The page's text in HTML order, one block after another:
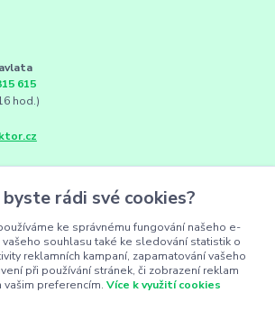
615
hod.)
byste rádi své cookies?
ke správnému fungování našeho e-
souhlasu také ke sledování statistik o
reklamních kampaní, zapamatování vašeho
při používání stránek, či zobrazení reklam
preferencím. Více k využití cookies